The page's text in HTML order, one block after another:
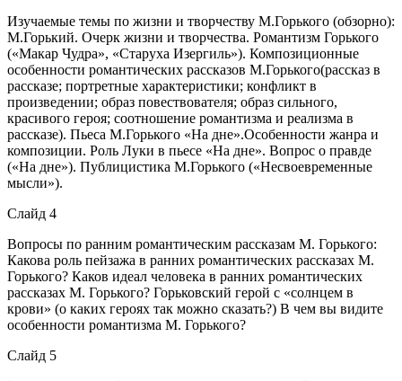
Изучаемые темы по жизни и творчеству М.Горького (обзорно):
М.Горький. Очерк жизни и творчества. Романтизм Горького
(«Макар Чудра», «Старуха Изергиль»). Композиционные
особенности романтических рассказов М.Горького(рассказ в
рассказе; портретные характеристики; конфликт в
произведении; образ повествователя; образ сильного,
красивого героя; соотношение романтизма и реализма в
рассказе). Пьеса М.Горького «На дне».Особенности жанра и
композиции. Роль Луки в пьесе «На дне». Вопрос о правде
(«На дне»). Публицистика М.Горького («Несвоевременные
мысли»).
Слайд 4
Вопросы по ранним романтическим рассказам М. Горького:
Какова роль пейзажа в ранних романтических рассказах М.
Горького? Каков идеал человека в ранних романтических
рассказах М. Горького? Горьковский герой с «солнцем в
крови» (о каких героях так можно сказать?) В чем вы видите
особенности романтизма М. Горького?
Слайд 5